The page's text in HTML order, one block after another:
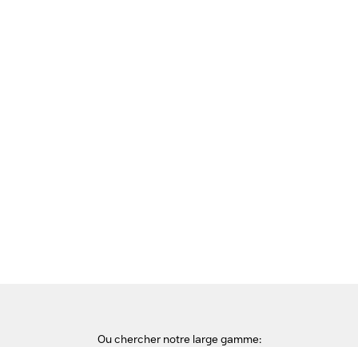
Ou chercher notre large gamme: